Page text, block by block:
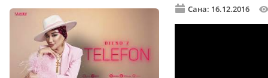
Сана: 16.12.2016